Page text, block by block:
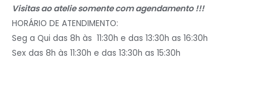
Visitas ao atelie somente com agendamento !!!
HORÁRIO DE ATENDIMENTO:
Seg a Qui das 8h às 11:30h e das 13:30h as 16:30h
Sex das 8h às 11:30h e das 13:30h as 15:30h